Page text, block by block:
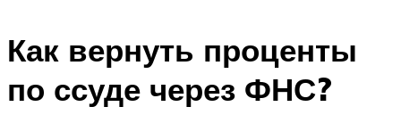
Как вернуть проценты
по ссуде через ФНС?